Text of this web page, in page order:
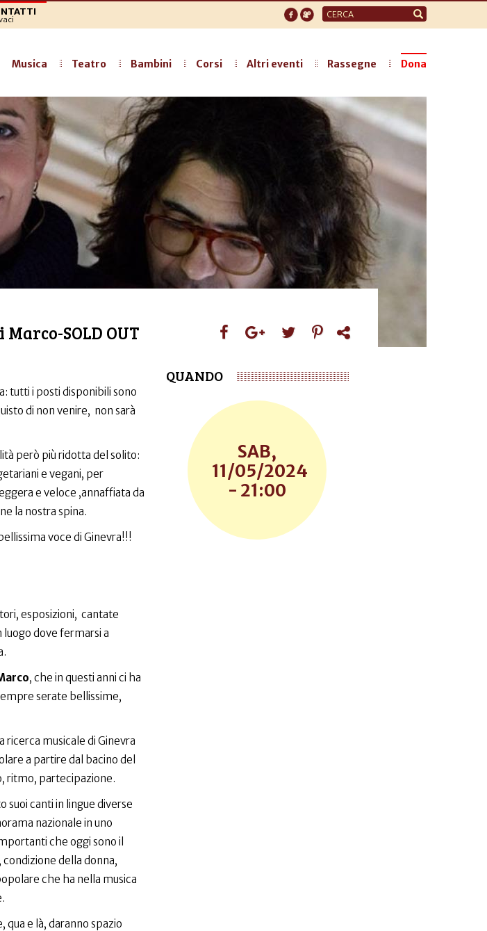
Form
di
Musica Teatro Bambini Corsi Altri eventi Rassegne Dona
SOLD OUT
tutti i posti disponibili sono
di non venire, non sarà
però più ridotta del solito:
e vegani, per
e veloce ,annaffiata da
la nostra spina.
voce di Ginevra!!!
esposizioni, cantate
dove fermarsi a
, che in questi anni ci ha
serate bellissime,
musicale di Ginevra
a partire dal bacino del
ritmo, partecipazione.
suoi canti in lingue diverse
nazionale in uno
che oggi sono il
della donna,
che ha nella musica
e là, daranno spazio
QUANDO
SAB,
11/05/2024
- 21:00